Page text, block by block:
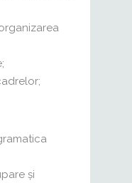
și